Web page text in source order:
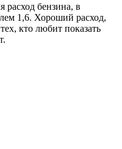
расход бензина, в
1,6. Хороший расход,
кто любит показать